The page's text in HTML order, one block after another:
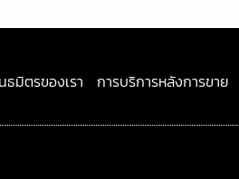
มิตรของเรา การบริการหลังการขาย